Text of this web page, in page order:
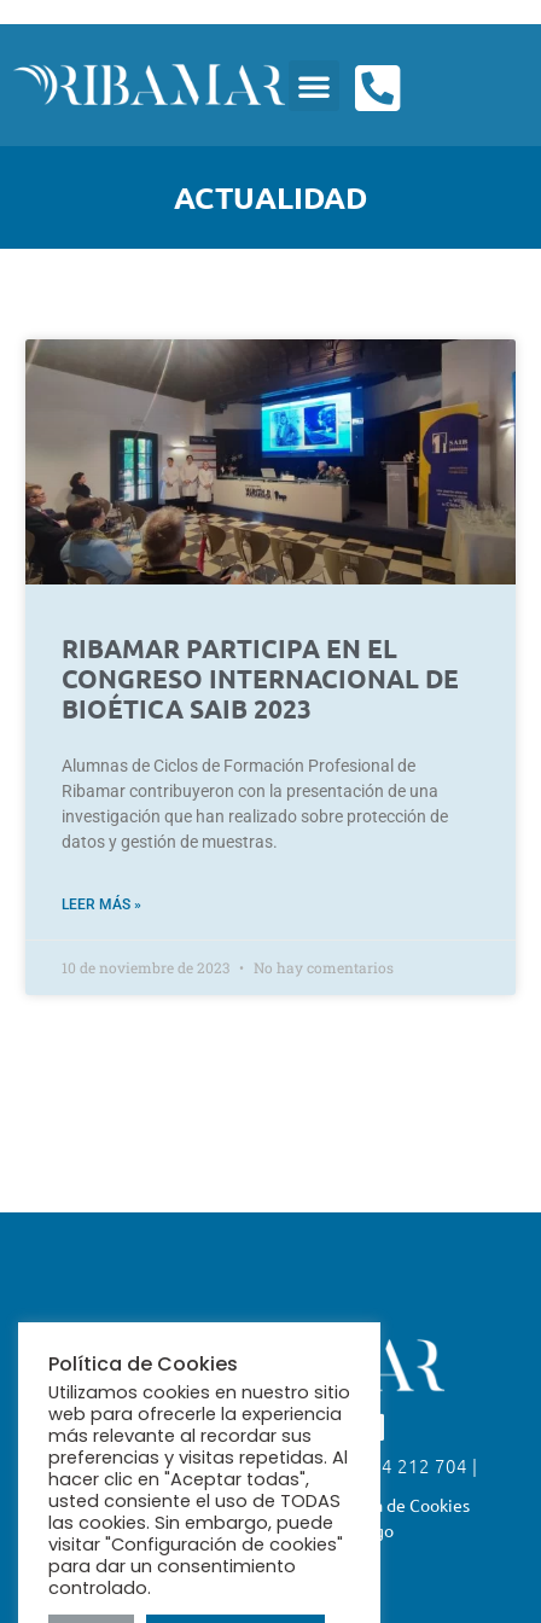
ACTUALIDAD
RIBAMAR PARTICIPA EN EL
CONGRESO INTERNACIONAL DE
BIOÉTICA SAIB 2023
Alumnas de Ciclos de Formación Profesional de
Ribamar contribuyeron con la presentación de una
investigación que han realizado sobre protección de
datos y gestión de muestras.
LEER MÁS »
10 de noviembre de 2023 No hay comentarios
Calle Fabiola, 26. 41004 Sevilla | 954 212 704 |
ribamar@ribamar.org
Aviso LegalPolítica de PrivacidadPolítica de Cookies
Términos y Condiciones de Pago
Política de Cookies
Utilizamos cookies en nuestro sitio
web para ofrecerle la experiencia
más relevante al recordar sus
preferencias y visitas repetidas. Al
hacer clic en "Aceptar todas",
usted consiente el uso de TODAS
las cookies. Sin embargo, puede
visitar "Configuración de cookies"
para dar un consentimiento
controlado.